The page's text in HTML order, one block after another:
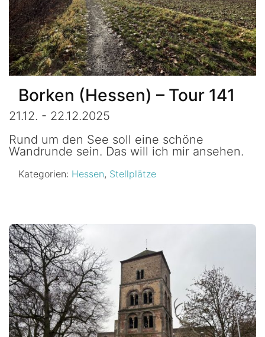
Borken (Hessen) – Tour 141
21.12. - 22.12.2025
Rund um den See soll eine schöne
Wandrunde sein. Das will ich mir ansehen.
Kategorien: Hessen, Stellplätze